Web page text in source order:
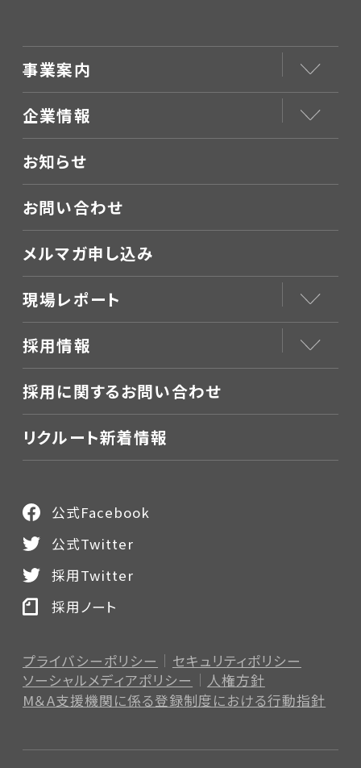
事業案内
企業情報
お知らせ
お問い合わせ
メルマガ申し込み
現場レポート
採用情報
採用に関するお問い合わせ
リクルート新着情報
プライバシーポリシー
セキュリティポリシー
ソーシャルメディアポリシー
人権方針
M＆A支援機関に係る登録制度における行動指針
公式Facebook
公式Twitter
採用Twitter
採用ノート